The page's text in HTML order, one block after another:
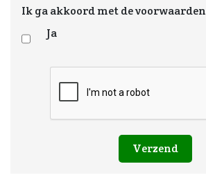
Ik ga akkoord met de voorwaarden
Ja